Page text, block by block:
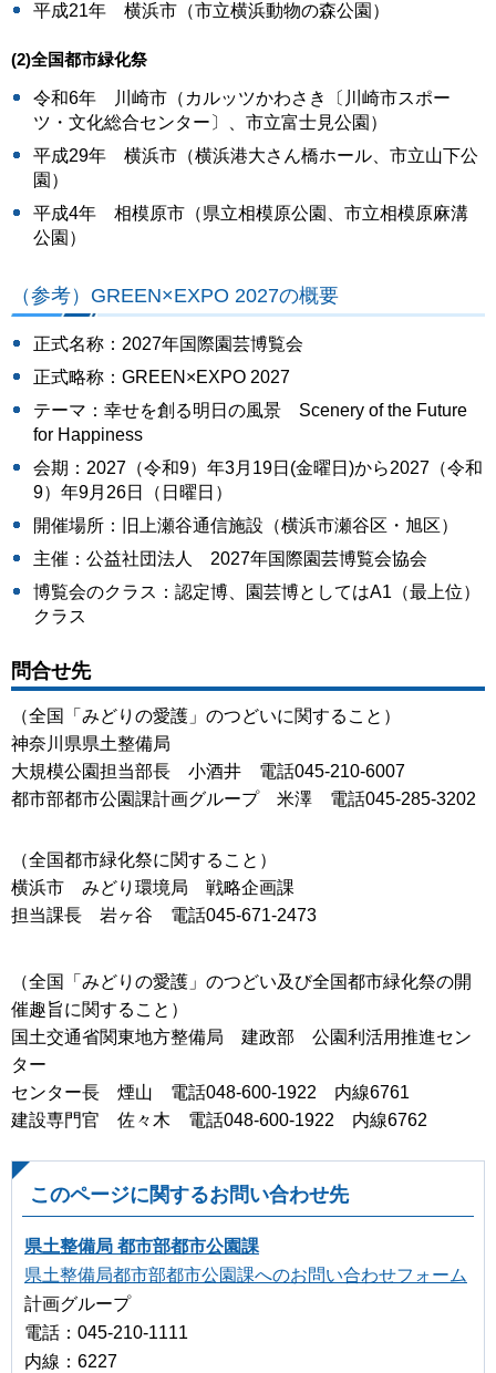
平成21年 横浜市（市立横浜動物の森公園）
(2)全国都市緑化祭
令和6年 川崎市（カルッツかわさき〔川崎市スポー
ツ・文化総合センター〕、市立富士見公園）
平成29年 横浜市（横浜港大さん橋ホール、市立山下公
園）
平成4年 相模原市（県立相模原公園、市立相模原麻溝
公園）
（参考）GREEN×EXPO 2027の概要
正式名称：2027年国際園芸博覧会
正式略称：GREEN×EXPO 2027
テーマ：幸せを創る明日の風景 Scenery of the Future
for Happiness
会期：2027（令和9）年3月19日(金曜日)から2027（令和
9）年9月26日（日曜日）
開催場所：旧上瀬谷通信施設（横浜市瀬谷区・旭区）
主催：公益社団法人 2027年国際園芸博覧会協会
博覧会のクラス：認定博、園芸博としてはA1（最上位）
クラス
問合せ先
（全国「みどりの愛護」のつどいに関すること）
神奈川県県土整備局
大規模公園担当部長 小酒井 電話045-210-6007
都市部都市公園課計画グループ 米澤 電話045-285-3202
（全国都市緑化祭に関すること）
横浜市 みどり環境局 戦略企画課
担当課長 岩ヶ谷 電話045-671-2473
（全国「みどりの愛護」のつどい及び全国都市緑化祭の開
催趣旨に関すること）
国土交通省関東地方整備局 建政部 公園利活用推進セン
ター
センター長 煙山 電話048-600-1922 内線6761
建設専門官 佐々木 電話048-600-1922 内線6762
このページに関するお問い合わせ先
県土整備局 都市部都市公園課
県土整備局都市部都市公園課へのお問い合わせフォーム
計画グループ
電話：045-210-1111
内線：6227